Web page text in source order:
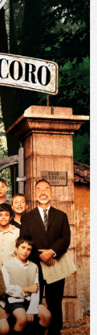
un puente hacia la
primer nivel, con
El elenco está
Lourdes
junto a una coral de
emocionante